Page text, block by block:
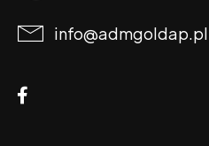
info@admgoldap.pl